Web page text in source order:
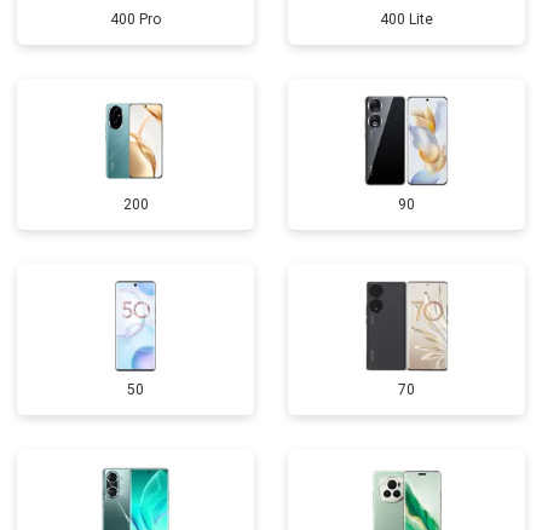
400 Pro 400 Lite
200 90
50 70